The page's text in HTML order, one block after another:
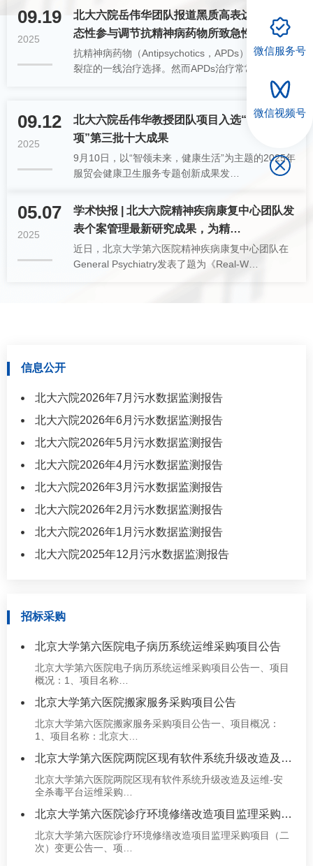
09.19
2025
北大六院岳伟华团队报道黑质高表达基因多
态性参与调节抗精神病药物所致急性…
抗精神病药物（Antipsychotics，APDs）是精神分
裂症的一线治疗选择。然而APDs治疗常常…
09.12
2025
北大六院岳伟华教授团队项目入选“首发专
项”第三批十大成果
9月10日，以“智领未来，健康生活”为主题的2025年
服贸会健康卫生服务专题创新成果发…
05.07
2025
学术快报 | 北大六院精神疾病康复中心团队发
表个案管理最新研究成果，为精…
近日，北京大学第六医院精神疾病康复中心团队在
General Psychiatry发表了题为《Real-W…
信息公开
北大六院2026年7月污水数据监测报告
北大六院2026年6月污水数据监测报告
北大六院2026年5月污水数据监测报告
北大六院2026年4月污水数据监测报告
北大六院2026年3月污水数据监测报告
北大六院2026年2月污水数据监测报告
北大六院2026年1月污水数据监测报告
北大六院2025年12月污水数据监测报告
招标采购
北京大学第六医院电子病历系统运维采购项目公告
北京大学第六医院电子病历系统运维采购项目公告一、项目
概况：1、项目名称…
北京大学第六医院搬家服务采购项目公告
北京大学第六医院搬家服务采购项目公告一、项目概况：
1、项目名称：北京大…
北京大学第六医院两院区现有软件系统升级改造及运维-安全杀毒平…
北京大学第六医院两院区现有软件系统升级改造及运维-安
全杀毒平台运维采购…
北京大学第六医院诊疗环境修缮改造项目监理采购项目（二次）变更…
北京大学第六医院诊疗环境修缮改造项目监理采购项目（二
次）变更公告一、项…
微信服务号
微信视频号